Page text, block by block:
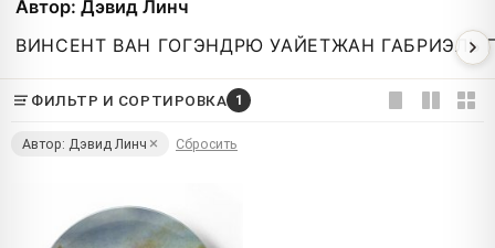
Автор: Дэвид Линч
ВИНСЕНТ ВАН ГОГЭНДРЮ УАЙЕТЖАН ГАБРИЭЛЬ
ФИЛЬТР И СОРТИРОВКА 1
Автор: Дэвид Линч Сбросить